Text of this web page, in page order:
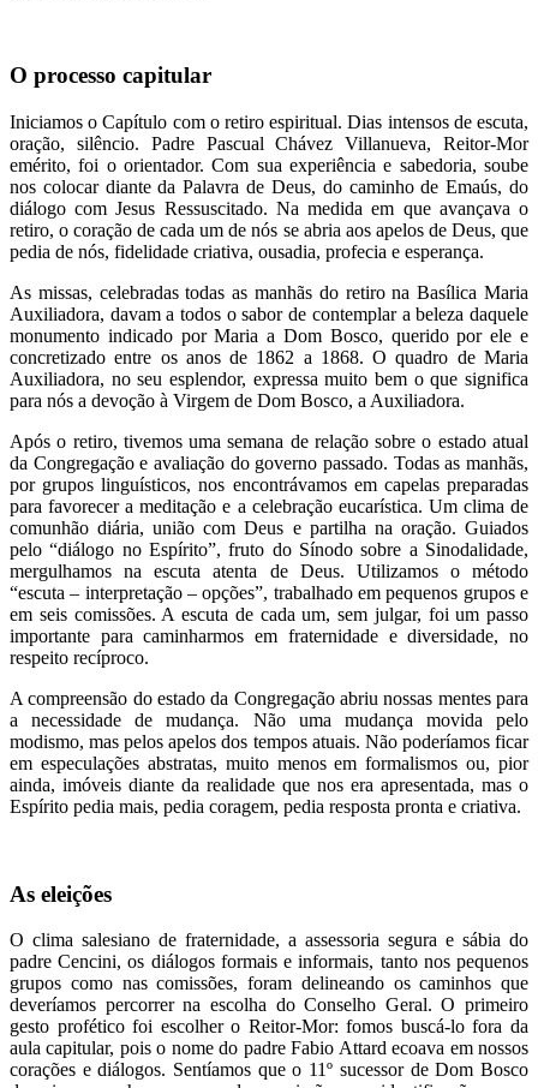
O processo capitular
Iniciamos o Capítulo com o retiro espiritual. Dias intensos de escuta,
oração, silêncio. Padre Pascual Chávez Villanueva, Reitor-Mor
emérito, foi o orientador. Com sua experiência e sabedoria, soube
nos colocar diante da Palavra de Deus, do caminho de Emaús, do
diálogo com Jesus Ressuscitado. Na medida em que avançava o
retiro, o coração de cada um de nós se abria aos apelos de Deus, que
pedia de nós, fidelidade criativa, ousadia, profecia e esperança.
As missas, celebradas todas as manhãs do retiro na Basílica Maria
Auxiliadora, davam a todos o sabor de contemplar a beleza daquele
monumento indicado por Maria a Dom Bosco, querido por ele e
concretizado entre os anos de 1862 a 1868. O quadro de Maria
Auxiliadora, no seu esplendor, expressa muito bem o que significa
para nós a devoção à Virgem de Dom Bosco, a Auxiliadora.
Após o retiro, tivemos uma semana de relação sobre o estado atual
da Congregação e avaliação do governo passado. Todas as manhãs,
por grupos linguísticos, nos encontrávamos em capelas preparadas
para favorecer a meditação e a celebração eucarística. Um clima de
comunhão diária, união com Deus e partilha na oração. Guiados
pelo “diálogo no Espírito”, fruto do Sínodo sobre a Sinodalidade,
mergulhamos na escuta atenta de Deus. Utilizamos o método
“escuta – interpretação – opções”, trabalhado em pequenos grupos e
em seis comissões. A escuta de cada um, sem julgar, foi um passo
importante para caminharmos em fraternidade e diversidade, no
respeito recíproco.
A compreensão do estado da Congregação abriu nossas mentes para
a necessidade de mudança. Não uma mudança movida pelo
modismo, mas pelos apelos dos tempos atuais. Não poderíamos ficar
em especulações abstratas, muito menos em formalismos ou, pior
ainda, imóveis diante da realidade que nos era apresentada, mas o
Espírito pedia mais, pedia coragem, pedia resposta pronta e criativa.
As eleições
O clima salesiano de fraternidade, a assessoria segura e sábia do
padre Cencini, os diálogos formais e informais, tanto nos pequenos
grupos como nas comissões, foram delineando os caminhos que
deveríamos percorrer na escolha do Conselho Geral. O primeiro
gesto profético foi escolher o Reitor-Mor: fomos buscá-lo fora da
aula capitular, pois o nome do padre Fabio Attard ecoava em nossos
corações e diálogos. Sentíamos que o 11º sucessor de Dom Bosco